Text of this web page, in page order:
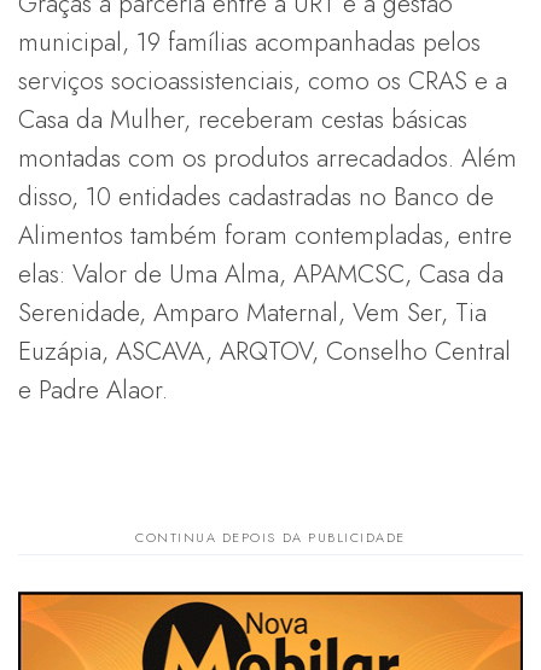
municipal, 19 famílias acompanhadas pelos
serviços socioassistenciais, como os CRAS e a
Casa da Mulher, receberam cestas básicas
montadas com os produtos arrecadados. Além
disso, 10 entidades cadastradas no Banco de
Alimentos também foram contempladas, entre
elas: Valor de Uma Alma, APAMCSC, Casa da
Serenidade, Amparo Maternal, Vem Ser, Tia
Euzápia, ASCAVA, ARQTOV, Conselho Central
e Padre Alaor.